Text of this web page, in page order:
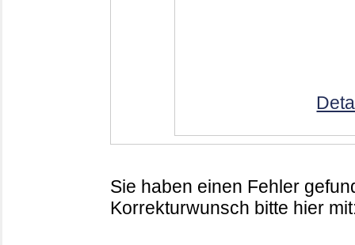
Sie haben einen Fehler
Korrekturwunsch bitte hier